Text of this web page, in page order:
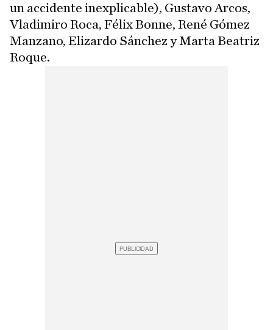
un accidente inexplicable), Gustavo Arcos,
Vladimiro Roca, Félix Bonne, René Gómez
Manzano, Elizardo Sánchez y Marta Beatriz
Roque.